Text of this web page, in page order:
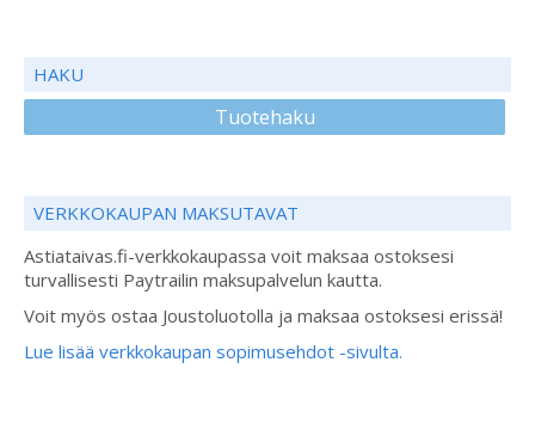
HAKU
Tuotehaku
VERKKOKAUPAN MAKSUTAVAT
Astiataivas.fi-verkkokaupassa voit maksaa ostoksesi
turvallisesti Paytrailin maksupalvelun kautta.
Voit myös ostaa Joustoluotolla ja maksaa ostoksesi erissä!
Lue lisää verkkokaupan sopimusehdot -sivulta.